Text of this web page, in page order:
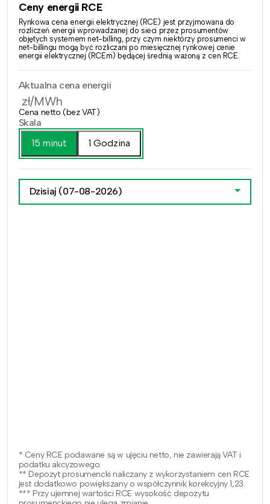
Ceny energii RCE
Rynkowa cena energii elektrycznej (RCE) jest przyjmowana do
rozliczeń energii wprowadzanej do sieci przez prosumentów
objętych systemem net-billing, przy czym niektórzy prosumenci w
net-billingu mogą być rozliczani po miesięcznej rynkowej cenie
energii elektrycznej (RCEm) będącej średnią ważoną z cen RCE.
Aktualna cena energii
zł/MWh
Cena netto (bez VAT)
Skala
15 minut
1 Godzina
Dzisiaj (07-08-2026)
* Ceny RCE podawane są w ujęciu netto, nie zawierają VAT i
podatku akcyzowego.
** Depozyt prosumencki naliczany z wykorzystaniem cen RCE
jest dodatkowo powiększany o współczynnik korekcyjny 1,23.
*** Przy ujemnej wartości RCE wysokość depozytu